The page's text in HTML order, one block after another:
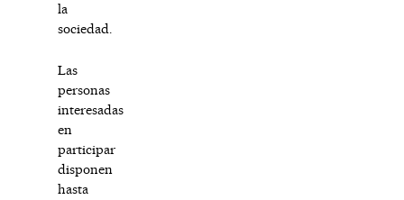
la
sociedad.
Las
personas
interesadas
en
participar
disponen
hasta